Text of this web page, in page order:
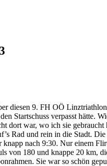
diesen 9. FH OÖ
Startschuss verpasst hätte.
dort war, wo ich sie
Rad und rein in die Stadt.
nach 9:30. Nur einem
von 180 und knappe 20 km,
Sie war so schön